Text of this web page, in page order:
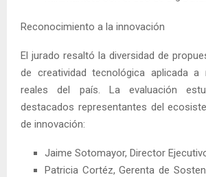
Reconocimiento a la innovación
El jurado resaltó la diversidad de
de creatividad tecnológica aplicada a
reales del país. La evaluación
destacados representantes del
de innovación:
Jaime Sotomayor, Director
Patricia Cortéz, Gerenta de